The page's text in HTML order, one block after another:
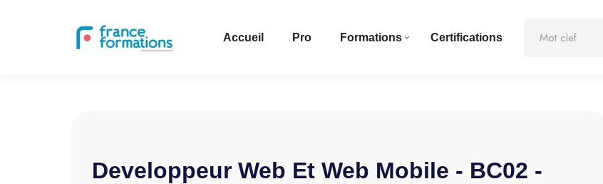
Accueil Pro Formations Certifications
Developpeur Web Et Web Mobile - BC02 -